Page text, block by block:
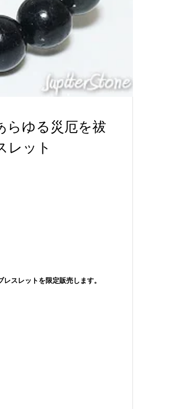
らゆる災厄を祓
レット
スレットを限定販売します。